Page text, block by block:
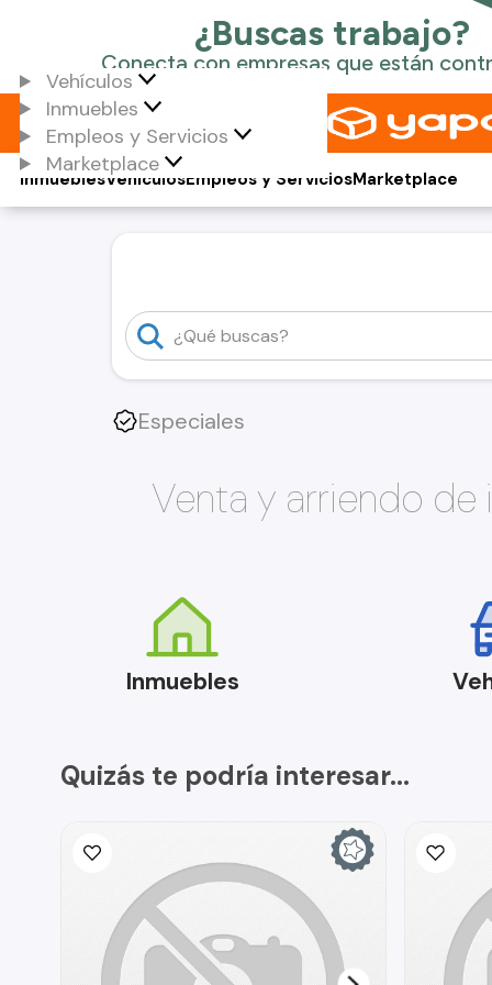
Vehículos
Inmuebles
Empleos y Servicios
Marketplace
Vehículos
Inmuebles Empleos y ServiciosMarketplace
Especiales
Venta y arriendo de
Inmuebles
Quizás te podría interesar...